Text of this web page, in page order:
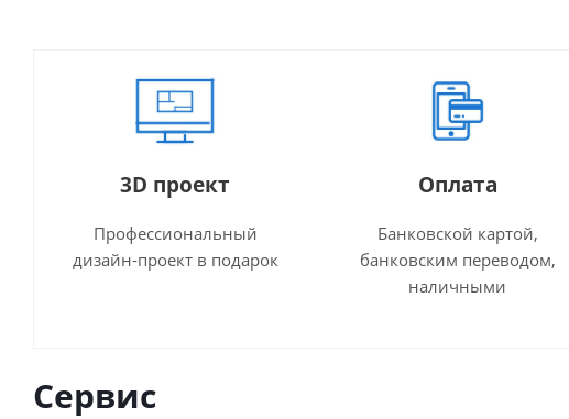
3D проект
Профессиональный
дизайн-проект в подарок
Оплата
Банковской картой,
банковским переводом,
наличными
Сервис